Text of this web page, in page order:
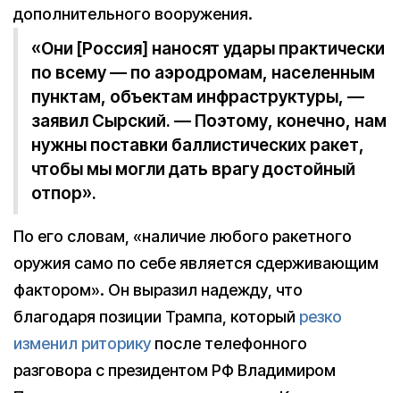
дополнительного вооружения.
«Они [Россия] наносят удары практически
по всему — по аэродромам, населенным
пунктам, объектам инфраструктуры, —
заявил Сырский. — Поэтому, конечно, нам
нужны поставки баллистических ракет,
чтобы мы могли дать врагу достойный
отпор».
По его словам, «наличие любого ракетного
оружия само по себе является сдерживающим
фактором». Он выразил надежду, что
благодаря позиции Трампа, который резко
изменил риторику после телефонного
разговора с президентом РФ Владимиром